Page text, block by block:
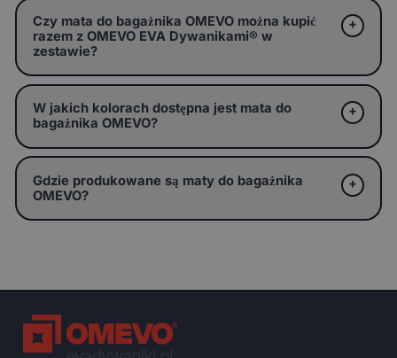
Czy mata do bagażnika OMEVO można kupić
razem z OMEVO EVA Dywanikami® w
zestawie?
W jakich kolorach dostępna jest mata do
bagażnika OMEVO?
Gdzie produkowane są maty do bagażnika
OMEVO?